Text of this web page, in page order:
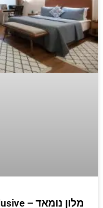
מלון נומאד – Nomade Hotel Exclusive